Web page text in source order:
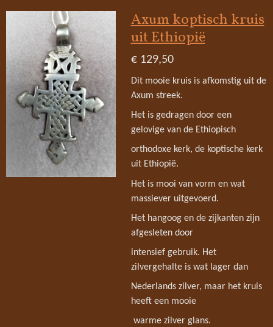
Axum koptisch kruis
uit Ethiopië
€ 129,50
Dit mooie kruis is afkomstig uit de
Axum streek.
Het is gedragen door een
gelovige van de Ethiopisch
orthodoxe kerk, de koptische kerk
uit Ethiopië.
Het is mooi van vorm en wat
massiever uitgevoerd.
Het hangoog en de zijkanten zijn
afgesleten door
intensief gebruik. Het
zilvergehalte is wat lager dan
Nederlands zilver, maar het kruis
heeft een mooie
warme zilver glans.